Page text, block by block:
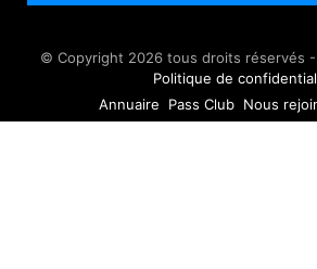
© Copyright 2026 tous droits réservés -
Politique de
Annuaire
Pass Club Nous